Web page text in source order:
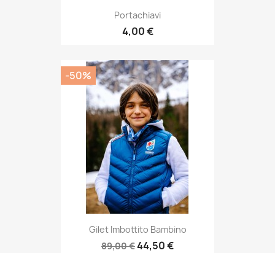
Portachiavi
4,00 €
Gilet Imbottito Bambino
89,00 €44,50 €
-50%